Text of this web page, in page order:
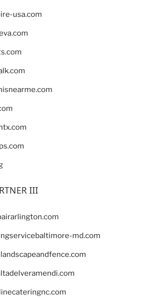
usa.com
III
md.com